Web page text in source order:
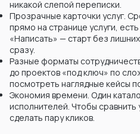
никакой слепой переписки.
Прозрачные карточки услуг.
прямо на странице услуги, есть
«Написать» — старт без
сразу.
Разные форматы
до проектов «под ключ» по
посмотреть наглядные кейсы
Экономия времени. Один
исполнителей. Чтобы
сделать пару кликов.